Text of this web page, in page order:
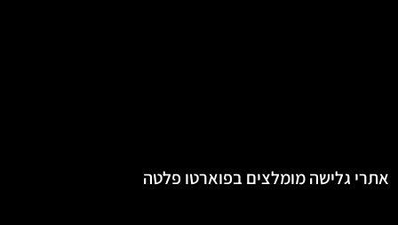
אתרי גלישה מומלצים בפוארטו פלטה